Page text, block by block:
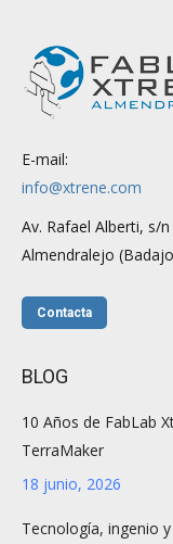
E-mail:
info@xtrene.com
Av. Rafael Alberti, s/n
Almendralejo
Contacta
BLOG
10 Años de FabLab
TerraMaker
18 junio, 2026
Tecnología, ingenio